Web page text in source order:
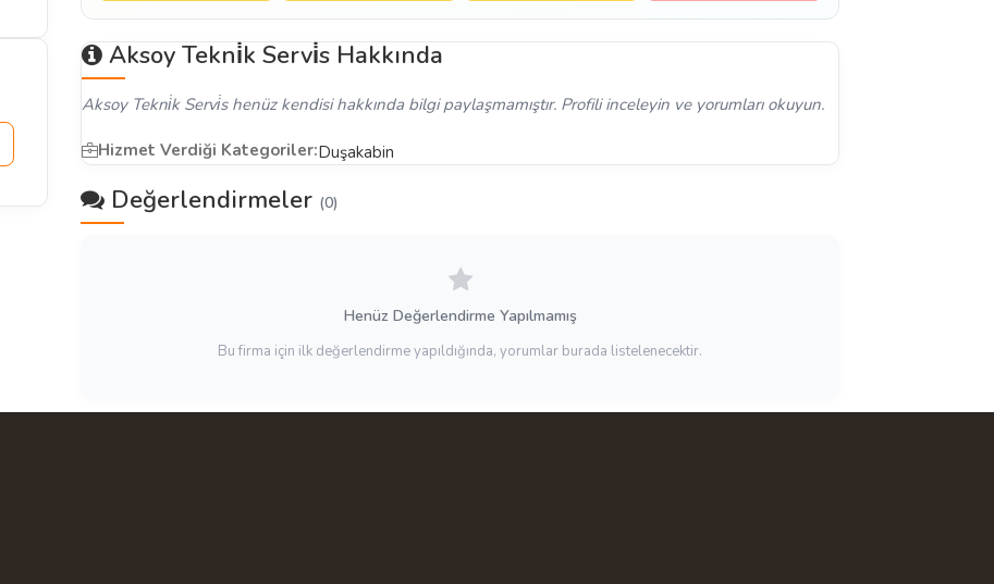
Aksoy Tekni̇k Servi̇s Hakkında
Aksoy Tekni̇k Servi̇s henüz kendisi hakkında bilgi paylaşmamıştır. Profili inceleyin ve yorumları okuyun.
Hizmet Verdiği Kategoriler:Duşakabin
Değerlendirmeler (0)
Henüz Değerlendirme Yapılmamış
Bu firma için ilk değerlendirme yapıldığında, yorumlar burada listelenecektir.